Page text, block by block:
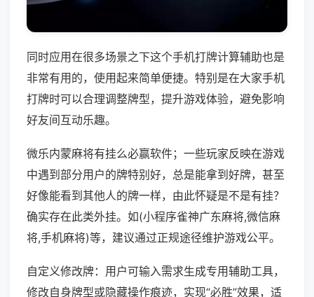
同时应用在很多场景之下这个手机打牌计算辅助也是
非常有用的，使用起来简单便捷。特别是在大家手机
打牌时可以合理调整牌型，提升游戏体验，避免影响
好友间互动乐趣。
微乐内蒙麻将有挂么必赢软件；一些玩家反映在游戏
中遇到部分用户的牌特别好，总是能拿到好牌，甚至
好像能看到其他人的牌一样，由此怀疑是不是有挂？
确实存在此类外挂。如(小程序雀神广东麻将,微信麻
将,手机麻将)等，建议通过正规途径维护游戏公平。
自定义修改牌：用户可输入需求生成专用辅助工具，
修改自身牌型或隐藏操作痕迹，实现“必胜”效果，适